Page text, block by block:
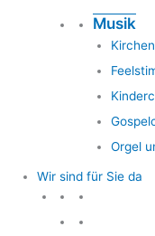
Musik
Orgel
Wir sind für Sie da